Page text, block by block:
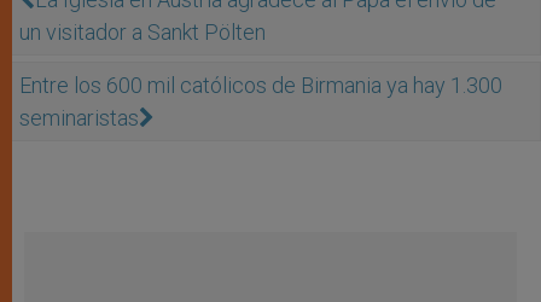
un visitador a Sankt Pölten
Entre los 600 mil católicos de Birmania ya hay 1.300
seminaristas